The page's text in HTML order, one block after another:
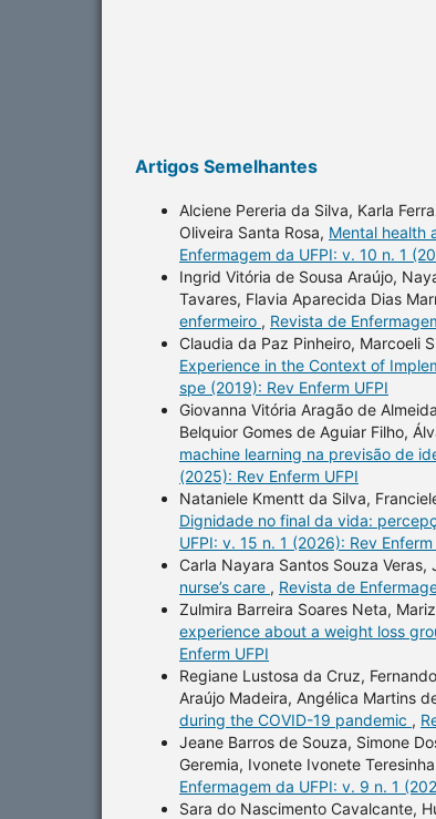
Artigos Semelhantes
Alciene Pereria da Silva, Karla
Oliveira Santa Rosa, Mental health
Enfermagem da UFPI: v. 10 n. 1
Ingrid Vitória de Sousa Araújo,
Tavares, Flavia Aparecida Dias
enfermeiro , Revista de
Claudia da Paz Pinheiro, Marcoeli
Experience in the Context of
spe (2019): Rev Enferm UFPI
Giovanna Vitória Aragão de
Belquior Gomes de Aguiar Filho,
machine learning na previsão de
(2025): Rev Enferm UFPI
Nataniele Kmentt da Silva,
Dignidade no final da vida:
UFPI: v. 15 n. 1 (2026): Rev Enferm
Carla Nayara Santos Souza
nurse’s care , Revista de
Zulmira Barreira Soares Neta,
experience about a weight loss
Enferm UFPI
Regiane Lustosa da Cruz,
Araújo Madeira, Angélica Martins
during the COVID-19 pandemic ,
Jeane Barros de Souza, Simone
Geremia, Ivonete Ivonete
Enfermagem da UFPI: v. 9 n. 1
Sara do Nascimento Cavalcante,